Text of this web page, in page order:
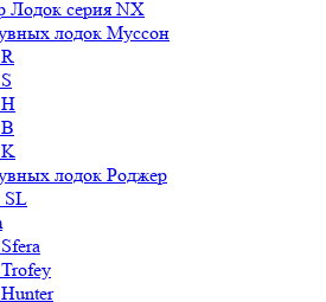
Лодок серия NX
лодок Муссон
лодок Роджер
SL